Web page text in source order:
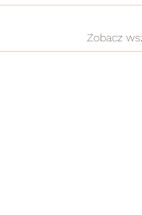
Zobacz